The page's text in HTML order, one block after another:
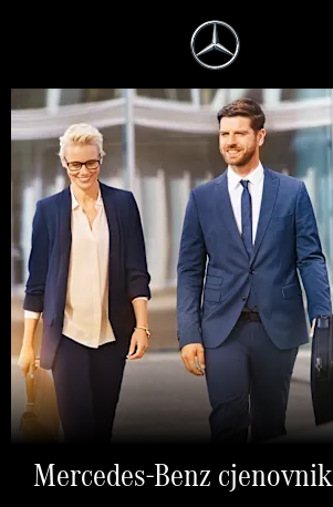
Mercedes-Benz cjenovnik